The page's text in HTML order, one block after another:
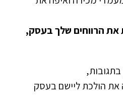
את הרווחים שלך בעסק,
הולכת ליישם בעסק